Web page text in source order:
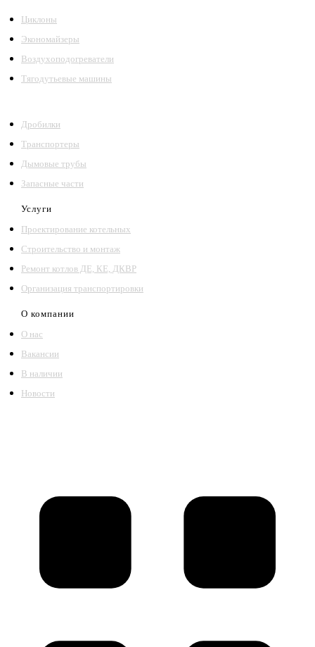
Циклоны
Экономайзеры
Воздухоподогреватели
Тягодутьевые машины
Дробилки
Транспортеры
Дымовые трубы
Запасные части
Услуги
Проектирование котельных
Строительство и монтаж
Ремонт котлов ДЕ, КЕ, ДКВР
Организация транспортировки
О компании
О нас
Вакансии
В наличии
Новости